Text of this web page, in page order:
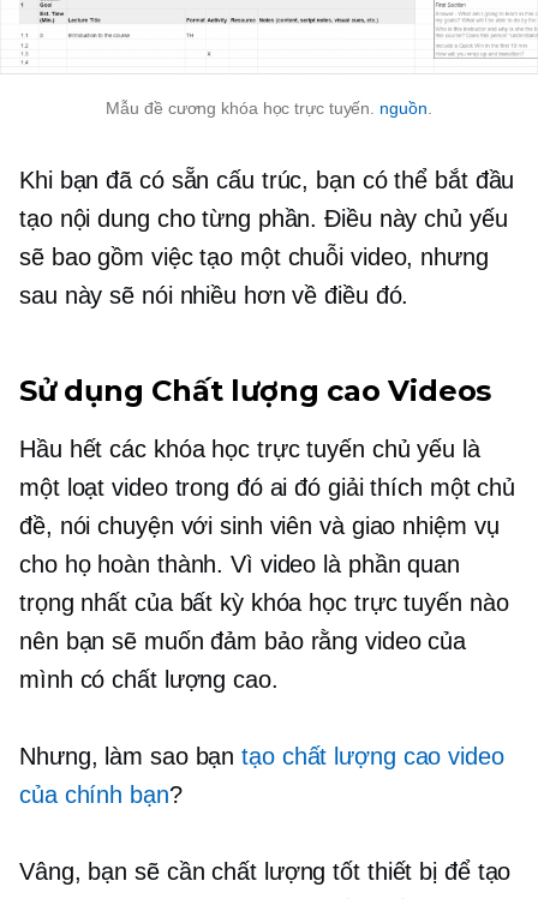
Mẫu đề cương khóa học trực tuyến. nguồn
Khi bạn đã có sẵn cấu trúc, bạn có thể bắt đầu
tạo nội dung cho từng phần. Điều này chủ yếu
sẽ bao gồm việc tạo một chuỗi video, nhưng
sau này sẽ nói nhiều hơn về điều đó.
Sử dụng Chất lượng cao Videos
Hầu hết các khóa học trực tuyến chủ yếu là
một loạt video trong đó ai đó giải thích một chủ
đề, nói chuyện với sinh viên và giao nhiệm vụ
cho họ hoàn thành. Vì video là phần quan
trọng nhất của bất kỳ khóa học trực tuyến nào
nên bạn sẽ muốn đảm bảo rằng video của
mình có chất lượng cao.
Nhưng, làm sao bạntạo chất lượng cao video
của chính bạn?
Vâng, bạn sẽ cầnchất lượng tốtthiết bị để tạo